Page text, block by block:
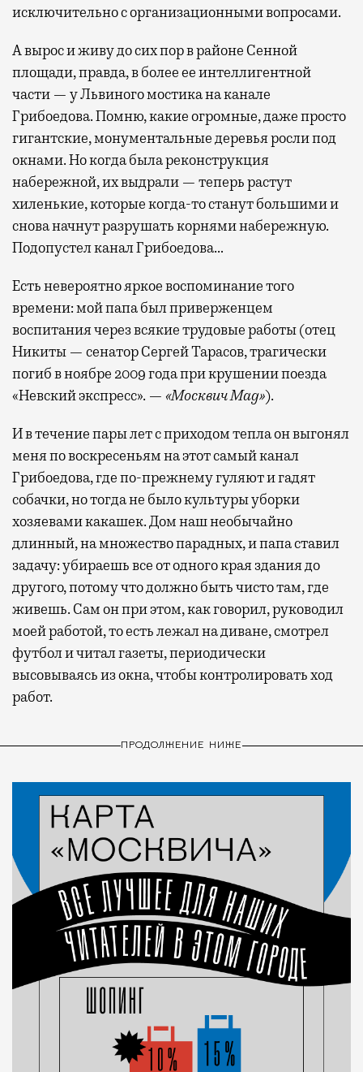
исключительно с организационными вопросами.
А вырос и живу до сих пор в районе Сенной
площади, правда, в более ее интеллигентной
части — у Львиного мостика на канале
Грибоедова. Помню, какие огромные, даже просто
гигантские, монументальные деревья росли под
окнами. Но когда была реконструкция
набережной, их выдрали — теперь растут
хиленькие, которые когда-то станут большими и
снова начнут разрушать корнями набережную.
Подопустел канал Грибоедова…
Есть невероятно яркое воспоминание того
времени: мой папа был приверженцем
воспитания через всякие трудовые работы (отец
Никиты — сенатор Сергей Тарасов, трагически
погиб в ноябре 2009 года при крушении поезда
«Невский экспресс». — «Москвич Mag»).
И в течение пары лет с приходом тепла он выгонял
меня по воскресеньям на этот самый канал
Грибоедова, где по-прежнему гуляют и гадят
собачки, но тогда не было культуры уборки
хозяевами какашек. Дом наш необычайно
длинный, на множество парадных, и папа ставил
задачу: убираешь все от одного края здания до
другого, потому что должно быть чисто там, где
живешь. Сам он при этом, как говорил, руководил
моей работой, то есть лежал на диване, смотрел
футбол и читал газеты, периодически
высовываясь из окна, чтобы контролировать ход
работ.
ПРОДОЛЖЕНИЕ НИЖЕ